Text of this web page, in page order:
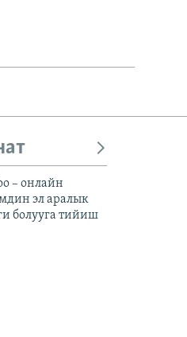
– онлайн
эл аралык
болууга тийиш